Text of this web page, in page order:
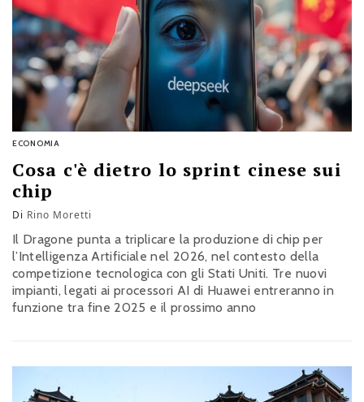
ECONOMIA
Cosa c'è dietro lo sprint cinese sui
chip
Di Rino Moretti
Il Dragone punta a triplicare la produzione di chip per
l’Intelligenza Artificiale nel 2026, nel contesto della
competizione tecnologica con gli Stati Uniti. Tre nuovi
impianti, legati ai processori AI di Huawei entreranno in
funzione tra fine 2025 e il prossimo anno